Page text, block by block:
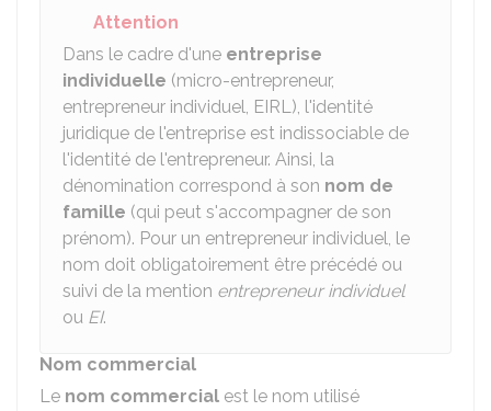
Attention
Dans le cadre d'une entreprise
individuelle (micro-entrepreneur,
entrepreneur individuel, EIRL), l'identité
juridique de l'entreprise est indissociable de
l'identité de l'entrepreneur. Ainsi, la
dénomination correspond à son nom de
famille (qui peut s'accompagner de son
prénom). Pour un entrepreneur individuel, le
nom doit obligatoirement être précédé ou
suivi de la mention entrepreneur individuel
ou EI.
Nom commercial
Le nom commercial est le nom utilisé